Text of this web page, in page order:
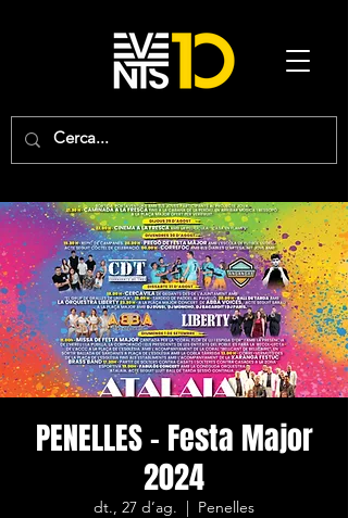
PENELLES - Festa Major
2024
dt., 27 d’ag.
  |
Penelles